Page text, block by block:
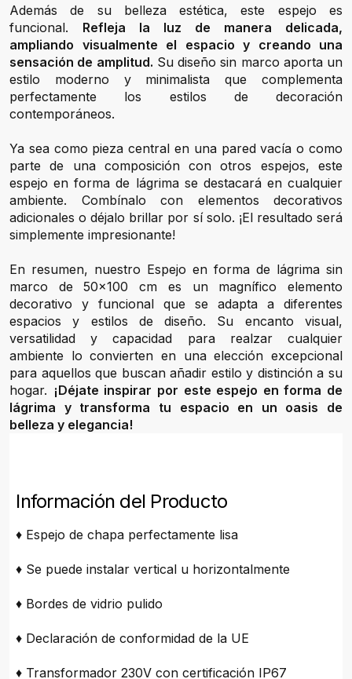
Además de su belleza estética, este espejo es
funcional. Refleja la luz de manera delicada,
ampliando visualmente el espacio y creando una
sensación de amplitud. Su diseño sin marco aporta un
estilo moderno y minimalista que complementa
perfectamente los estilos de decoración
contemporáneos.
Ya sea como pieza central en una pared vacía o como
parte de una composición con otros espejos, este
espejo en forma de lágrima se destacará en cualquier
ambiente. Combínalo con elementos decorativos
adicionales o déjalo brillar por sí solo. ¡El resultado será
simplemente impresionante!
En resumen, nuestro Espejo en forma de lágrima sin
marco de 50x100 cm es un magnífico elemento
decorativo y funcional que se adapta a diferentes
espacios y estilos de diseño. Su encanto visual,
versatilidad y capacidad para realzar cualquier
ambiente lo convierten en una elección excepcional
para aquellos que buscan añadir estilo y distinción a su
hogar. ¡Déjate inspirar por este espejo en forma de
lágrima y transforma tu espacio en un oasis de
belleza y elegancia!
Información del Producto
♦ Espejo de chapa perfectamente lisa
♦ Se puede instalar vertical u horizontalmente
♦ Bordes de vidrio pulido
♦ Declaración de conformidad de la UE
♦ Transformador 230V con certificación IP67